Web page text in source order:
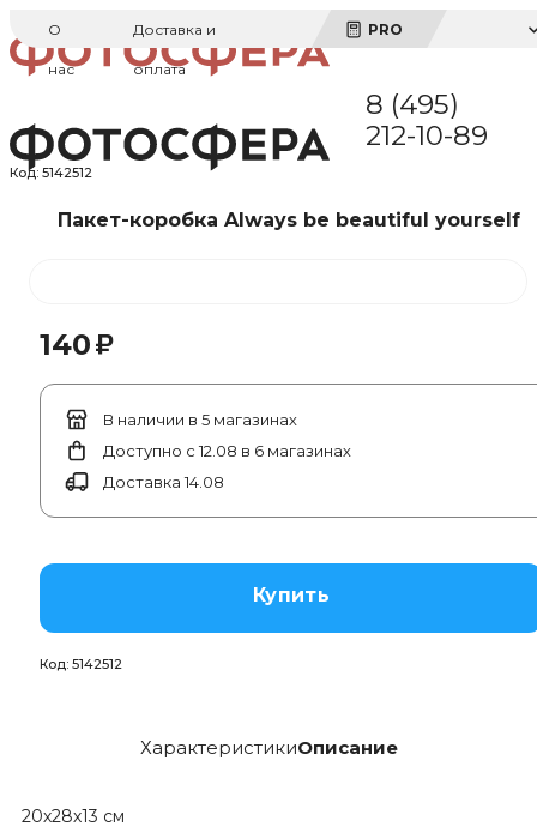
О
нас
Доставка и
оплата
PRO
8 (495)
212-10-89
Код: 5142512
Пакет-коробка Always be beautiful yourself
140₽
В наличии в 5 магазинах
Доступно с 12.08 в 6 магазинах
Доставка 14.08
Купить
Код: 5142512
ХарактеристикиОписание
20х28х13 см